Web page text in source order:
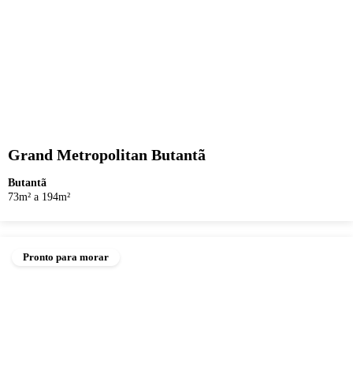
Grand Metropolitan Butantã
Butantã
73m² a 194m²
Pronto para morar